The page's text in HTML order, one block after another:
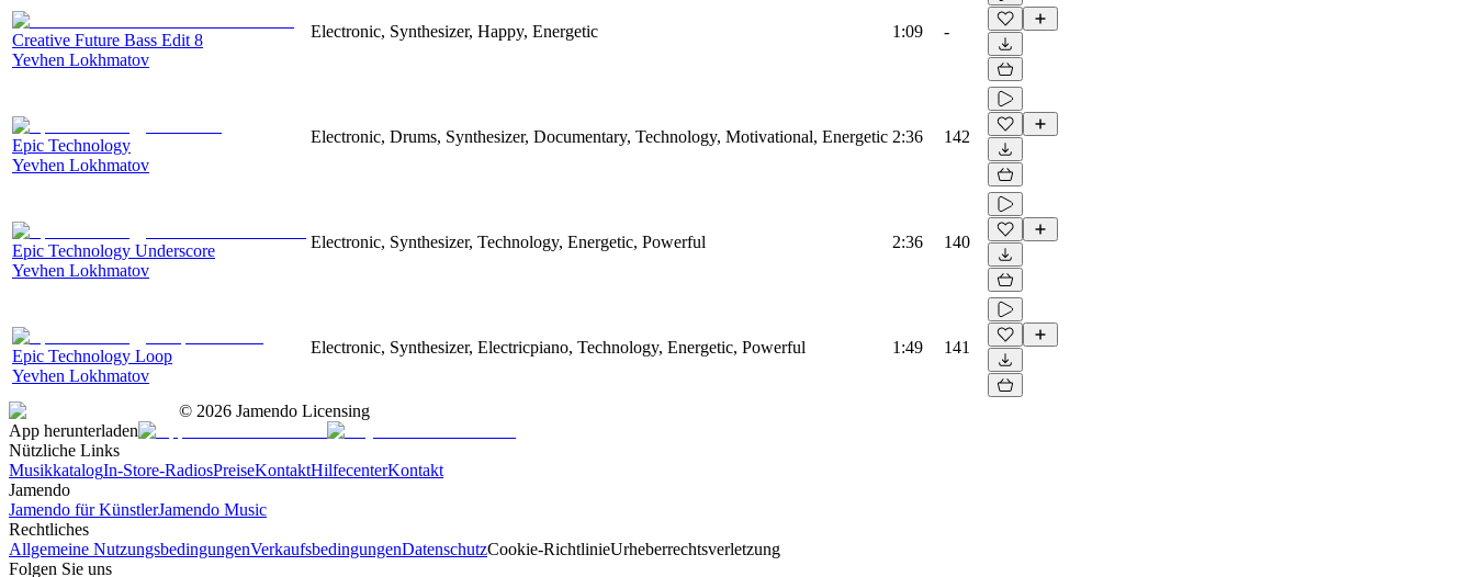
Creative Future Bass Edit 8
Yevhen Lokhmatov
Electronic, Synthesizer, Happy, Energetic 1:09 -
Epic Technology
Yevhen Lokhmatov
Electronic, Drums, Synthesizer, Documentary, Technology, Motivational, Energetic 2:36 142
Epic Technology Underscore
Yevhen Lokhmatov
Electronic, Synthesizer, Technology, Energetic, Powerful 2:36 140
Epic Technology Loop
Yevhen Lokhmatov
Electronic, Synthesizer, Electricpiano, Technology, Energetic, Powerful 1:49 141
© 2026 Jamendo Licensing
App herunterladen
Nützliche Links
MusikkatalogIn-Store-RadiosPreiseKontaktHilfecenterKontakt
Jamendo
Jamendo für KünstlerJamendo Music
Rechtliches
Allgemeine NutzungsbedingungenVerkaufsbedingungenDatenschutzCookie-RichtlinieUrheberrechtsverletzung
Folgen Sie uns